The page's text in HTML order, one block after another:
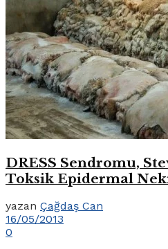
DRESS Sendromu,
Toksik Epidermal
yazan Çağdaş Can
16/05/2013
0